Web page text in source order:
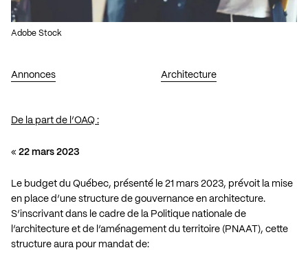
Annonces Architecture
Adobe Stock
De la part de l’OAQ :
« 22 mars 2023
Le budget du Québec, présenté le 21 mars 2023, prévoit la mise
en place d’une structure de gouvernance en architecture.
S’inscrivant dans le cadre de la Politique nationale de
l’architecture et de l’aménagement du territoire (PNAAT), cette
structure aura pour mandat de: